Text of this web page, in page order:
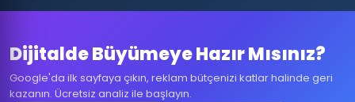
Dijitalde Büyümeye Hazır Mısınız?
Google'da ilk sayfaya çıkın, reklam bütçenizi katlar halinde geri
kazanın. Ücretsiz analiz ile başlayın.